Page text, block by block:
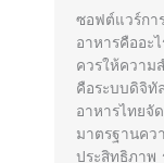
ซอฟต์แวร์กา
อาหารคืออะ
ควรให้ความ
คือระบบดิจิทั
อาหารไทยจั
มาตรฐานคว
ประสิทธิภาพ